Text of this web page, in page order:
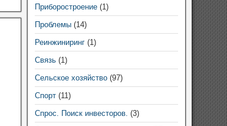
Приборостроение(1)
Проблемы(14)
Реинжиниринг(1)
Связь(1)
Сельское хозяйство(97)
Спорт(11)
Спрос. Поиск инвесторов. (3)